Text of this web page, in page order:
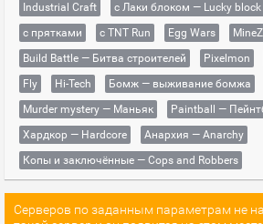
Industrial Craft
с Лаки блоком — Lucky block
с прятками
с TNT Run Egg Wars
MineZ
Build Battle — Битва строителей
Pixelmon
Fly
Hi-Tech
Бомж — выживание бомжа
Murder mystery — Маньяк
Paintball —
Хардкор — Hardcore
Анархия — Anarchy
Копы и заключённые — Cops and Robbers
Серверов по заданным параметрам не